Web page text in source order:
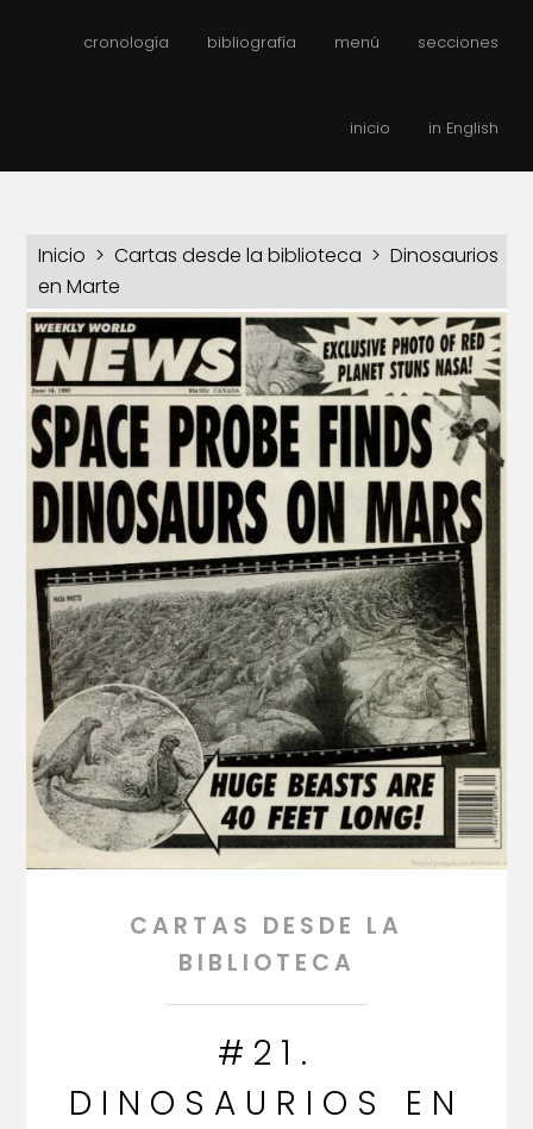
secciones
menú
bibliografía
cronología
in English
inicio
Inicio >Cartas desde la biblioteca > Dinosaurios
en Marte
CARTAS DESDE LA
BIBLIOTECA
#21.
DINOSAURIOS EN